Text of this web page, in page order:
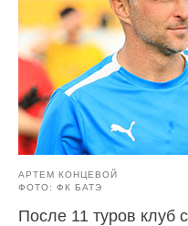
АРТЕМ КОНЦЕВОЙ
ФОТО: ФК БАТЭ
После 11 туров клуб